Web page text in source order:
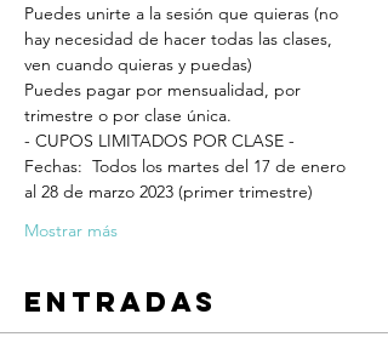
Puedes unirte a la sesión que quieras (no
hay necesidad de hacer todas las clases,
ven cuando quieras y puedas)
Puedes pagar por mensualidad, por
trimestre o por clase única.
- CUPOS LIMITADOS POR CLASE -
Fechas:  Todos los martes del 17 de enero
al 28 de marzo 2023 (primer trimestre)
Mostrar más
Entradas